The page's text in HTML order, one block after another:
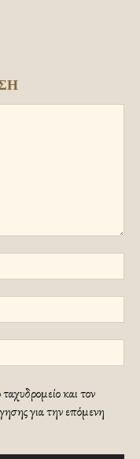
και τον
για την επόμενη